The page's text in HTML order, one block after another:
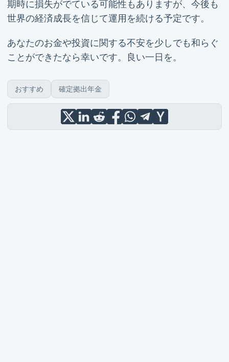
期時に損失がでている可能性もありますが、今後も
世界の経済成長を信じて運用を続ける予定です。
あなたのお金や投資に関する不安を少しでも和らぐ
ことができたなら幸いです。良い一日を。
おすすめ 確定拠出年金